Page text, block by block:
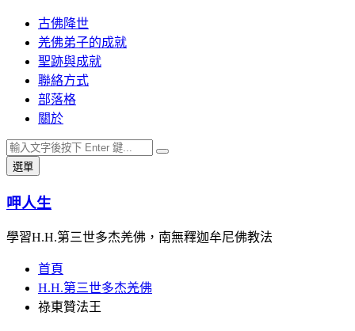
古佛降世
羌佛弟子的成就
聖跡與成就
聯絡方式
部落格
關於
搜
尋
鍵
選單
呷人生
學習H.H.第三世多杰羌佛，南無釋迦牟尼佛教法
首頁
H.H.第三世多杰羌佛
祿東贊法王